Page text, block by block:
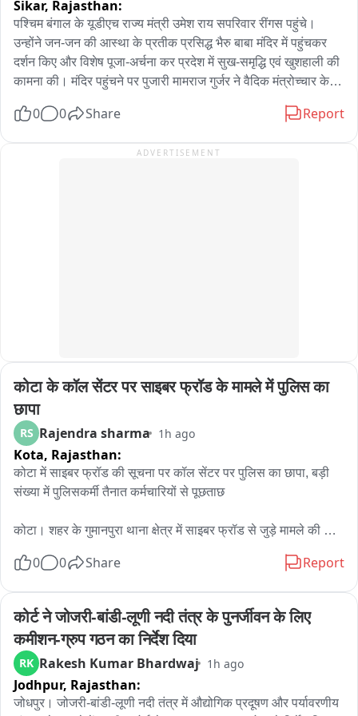
Sikar, Rajasthan:
पश्चिम बंगाल के यूडीएच राज्य मंत्री उमेश राय सपरिवार रींगस पहुंचे।
उन्होंने जन-जन की आस्था के प्रतीक प्रसिद्ध भैरु बाबा मंदिर में पहुंचकर
दर्शन किए और विशेष पूजा-अर्चना कर प्रदेश में सुख-समृद्धि एवं खुशहाली की
कामना की। मंदिर पहुंचने पर पुजारी मामराज गुर्जर ने वैदिक मंत्रोच्चार के
कर क्षेत्र की सुख-शांति एवं समृद्धि की कामना की। पूजा के बाद मंदिर
बता दें कि उमेश राय खाटूश्यामजी में बाबा श्याम के दर्शन करने के बाद
0 0 Share Report
ADVERTISEMENT
कोटा के कॉल सेंटर पर साइबर फ्रॉड के मामले में पुलिस का
छापा
RS Rajendra sharma 1h ago
Kota, Rajasthan:
कोटा में साइबर फ्रॉड की सूचना पर कॉल सेंटर पर पुलिस का छापा, बड़ी
संख्या में पुलिसकर्मी तैनात कर्मचारियों से पूछताछ
कोटा। शहर के गुमानपुरा थाना क्षेत्र में साइबर फ्रॉड से जुड़े मामले की
छापा मारा। शुक्रवार रात करीब 9 बजे हुई इस कार्रवाई के दौरान बड़ी संख्या
जानकारी के अनुसार, साइबर फ्रॉड से जुड़े मामले की जांच के तहत पुलिस
टीम ने कॉल सेंटर में मौजूद कर्मचारियों से पूछताछ शुरू की। पुलिस
अधिकारियों ने कॉल सेंटर में संचालित गतिविधियों और कर्मचारियों की
भूमिका से संबंधित जानकारी जुटाई।
0 0 Share Report
कोर्ट ने जोजरी-बांडी-लूणी नदी तंत्र के पुनर्जीवन के लिए
कमीशन-ग्रुप गठन का निर्देश दिया
RK Rakesh Kumar Bhardwaj 1h ago
Jodhpur, Rajasthan:
जोधपुर। जोजरी-बांडी-लूणी नदी तंत्र में औद्योगिक प्रदूषण और पर्यावरणीय